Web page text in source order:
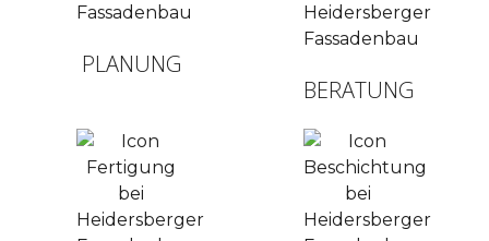
PLANUNG
BERATUNG